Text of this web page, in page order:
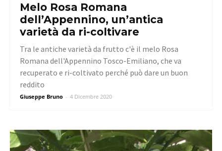
Melo Rosa Romana
dell’Appennino, un’antica
varietà da ri-coltivare
Giuseppe Bruno - 4 Dicembre 2020
Tra le antiche varietà da frutto c'è il melo Rosa
Romana dell'Appennino Tosco-Emiliano, che va
recuperato e ri-coltivato perché può dare un buon
reddito